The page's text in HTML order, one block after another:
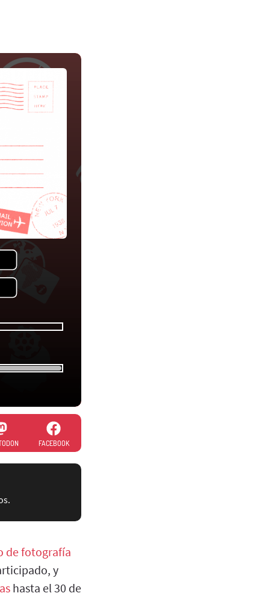
FACEBOOK
de fotografía
y
hasta el 30 de